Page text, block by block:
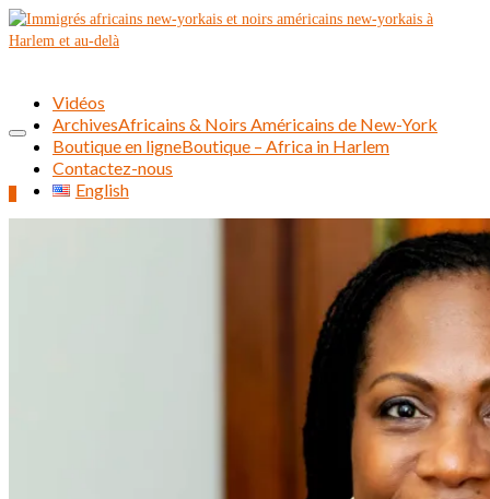
Vidéos
ArchivesAfricains & Noirs Américains de New-York
Boutique en ligneBoutique – Africa in Harlem
Contactez-nous
English